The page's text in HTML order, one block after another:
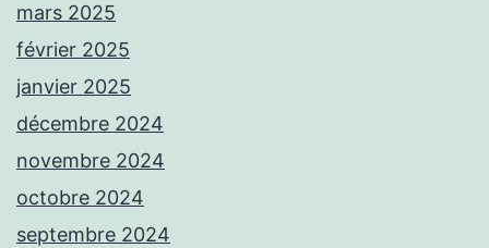
mars 2025
février 2025
janvier 2025
décembre 2024
novembre 2024
octobre 2024
septembre 2024